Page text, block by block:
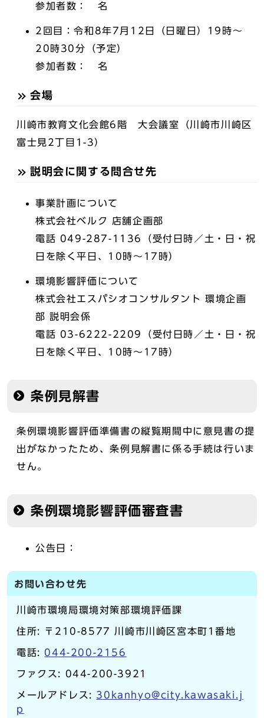
参加者数： 名
2回目：令和8年7月12日（日曜日）19時～
20時30分（予定）
参加者数： 名
会場
川崎市教育文化会館6階 大会議室（川崎市川崎区
富士見2丁目1-3）
説明会に関する問合せ先
事業計画について
株式会社ベルク 店舗企画部
電話 049-287-1136（受付日時／土・日・祝
日を除く平日、10時～17時）
環境影響評価について
株式会社エスパシオコンサルタント 環境企画
部 説明会係
電話 03-6222-2209（受付日時／土・日・祝
日を除く平日、10時～17時）
条例見解書
条例環境影響評価準備書の縦覧期間中に意見書の提
出がなかったため、条例見解書に係る手続は行いま
せん。
条例環境影響評価審査書
公告日：
お問い合わせ先
川崎市環境局環境対策部環境評価課
住所: 〒210-8577 川崎市川崎区宮本町1番地
電話: 044-200-2156
ファクス: 044-200-3921
メールアドレス: 30kanhyo@city.kawasaki.j
p